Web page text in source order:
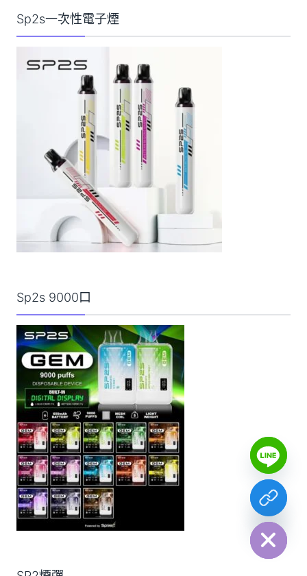
Sp2s一次性電子煙
Sp2s 9000口
H
I
D
C
H
A
T
Y